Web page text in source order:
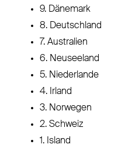
9. Dänemark
8. Deutschland
7. Australien
6. Neuseeland
5. Niederlande
4. Irland
3. Norwegen
2. Schweiz
1. Island